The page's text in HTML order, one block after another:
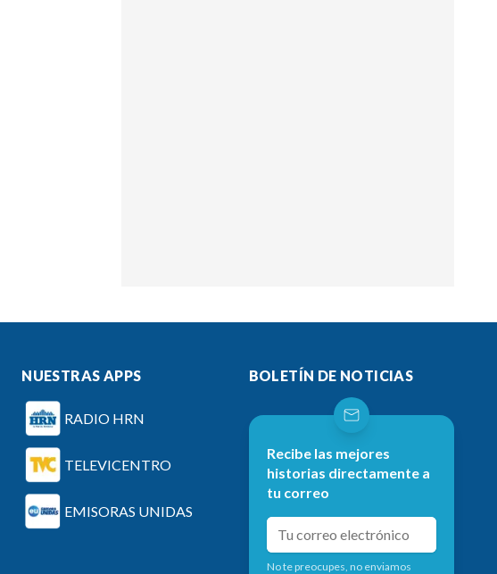
NUESTRAS APPS
RADIO HRN
TELEVICENTRO
EMISORAS UNIDAS
BOLETÍN DE NOTICIAS
Recibe las mejores
historias directamente a
tu correo
No te preocupes, no enviamos